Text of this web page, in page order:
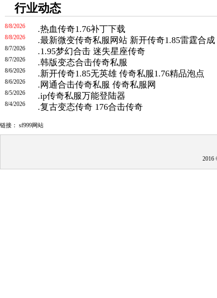
行业动态
.热血传奇1.76补丁下载
8/8/2026
.最新微变传奇私服网站 新开传奇1.85雷霆合成
8/8/2026
.1.95梦幻合击 迷失星座传奇
8/7/2026
.韩版变态合击传奇私服
8/7/2026
.新开传奇1.85无英雄 传奇私服1.76精品泡点
8/6/2026
. 网通合击传奇私服 传奇私服网
8/6/2026
.ip传奇私服万能登陆器
8/5/2026
.复古变态传奇 176合击传奇
8/4/2026
链接： sf999网站
2016